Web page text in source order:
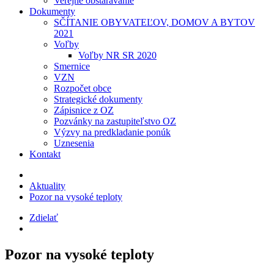
Dokumenty
SČÍTANIE OBYVATEĽOV, DOMOV A BYTOV
2021
Voľby
Voľby NR SR 2020
Smernice
VZN
Rozpočet obce
Strategické dokumenty
Zápisnice z OZ
Pozvánky na zastupiteľstvo OZ
Výzvy na predkladanie ponúk
Uznesenia
Kontakt
Aktuality
Pozor na vysoké teploty
Zdielať
Pozor na vysoké teploty